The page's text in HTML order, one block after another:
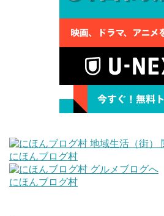
にほんブログ村
にほんブログ村